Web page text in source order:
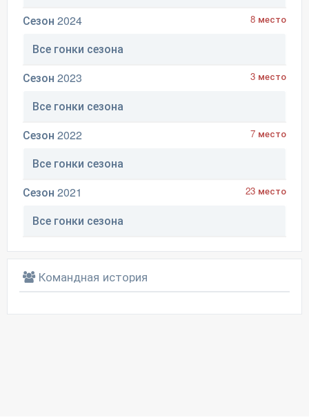
Сезон 2024
8 место
Все гонки сезона
Сезон 2023
3 место
Все гонки сезона
Сезон 2022
7 место
Все гонки сезона
Сезон 2021
23 место
Все гонки сезона
Командная история